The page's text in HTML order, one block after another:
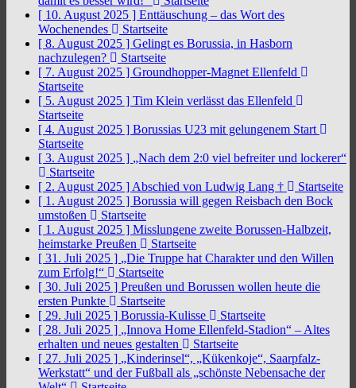
[ 10. August 2025 ] Enttäuschung – das Wort des
Wochenendes
Startseite
[ 8. August 2025 ] Gelingt es Borussia, in Hasborn
nachzulegen?
Startseite
[ 7. August 2025 ] Groundhopper-Magnet Ellenfeld
Startseite
[ 5. August 2025 ] Tim Klein verlässt das Ellenfeld
Startseite
[ 4. August 2025 ] Borussias U23 mit gelungenem Start
Startseite
[ 3. August 2025 ] „Nach dem 2:0 viel befreiter und lockerer“
Startseite
[ 2. August 2025 ] Abschied von Ludwig Lang †
Startseite
[ 1. August 2025 ] Borussia will gegen Reisbach den Bock
umstoßen
Startseite
[ 1. August 2025 ] Misslungene zweite Borussen-Halbzeit,
heimstarke Preußen
Startseite
[ 31. Juli 2025 ] „Die Truppe hat Charakter und den Willen
zum Erfolg!“
Startseite
[ 30. Juli 2025 ] Preußen und Borussen wollen heute die
ersten Punkte
Startseite
[ 29. Juli 2025 ] Borussia-Kulisse
Startseite
[ 28. Juli 2025 ] „Innova Home Ellenfeld-Stadion“ – Altes
erhalten und neues gestalten
Startseite
[ 27. Juli 2025 ] „Kinderinsel“, „Kükenkoje“, Saarpfalz-
Werkstatt“ und der Fußball als „schönste Nebensache der